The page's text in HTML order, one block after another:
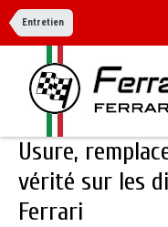
Entretien
Usure,
vérité sur les
Ferrari